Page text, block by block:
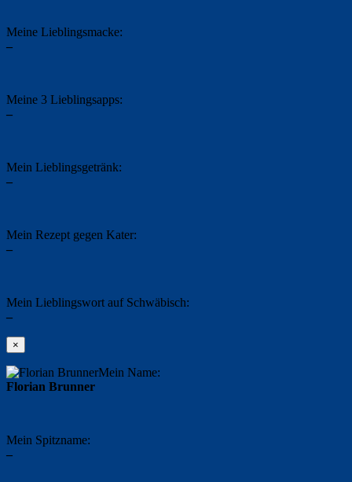
Meine Lieblingsmacke:
–
Meine 3 Lieblingsapps:
–
Mein Lieblingsgetränk:
–
Mein Rezept gegen Kater:
–
Mein Lieblingswort auf Schwäbisch:
–
×
Mein Name:
Florian Brunner
Mein Spitzname:
–